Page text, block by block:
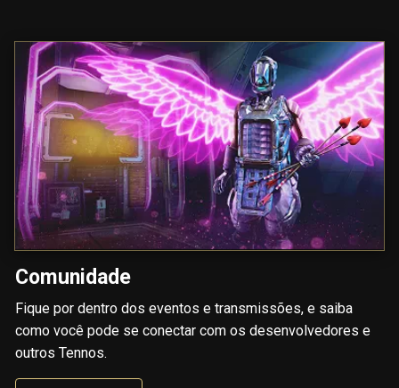
Comunidade
Fique por dentro dos eventos e transmissões, e saiba
como você pode se conectar com os desenvolvedores e
outros Tennos.